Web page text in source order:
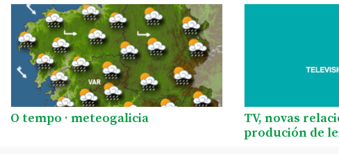
O tempo · meteogalicia
TV, novas
produción de